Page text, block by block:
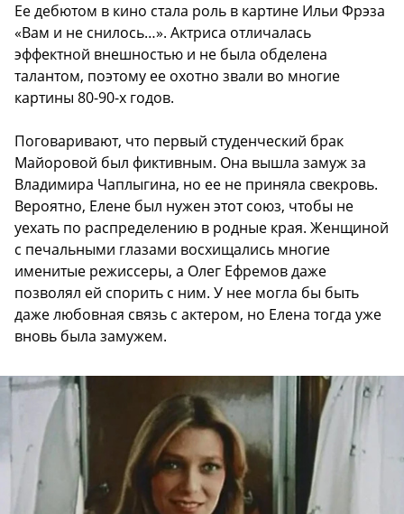
Ее дебютом в кино стала роль в картине Ильи Фрэза
«Вам и не снилось…». Актриса отличалась
эффектной внешностью и не была обделена
талантом, поэтому ее охотно звали во многие
картины 80-90-х годов.
Поговаривают, что первый студенческий брак
Майоровой был фиктивным. Она вышла замуж за
Владимира Чаплыгина, но ее не приняла свекровь.
Вероятно, Елене был нужен этот союз, чтобы не
уехать по распределению в родные края. Женщиной
с печальными глазами восхищались многие
именитые режиссеры, а Олег Ефремов даже
позволял ей спорить с ним. У нее могла бы быть
даже любовная связь с актером, но Елена тогда уже
вновь была замужем.